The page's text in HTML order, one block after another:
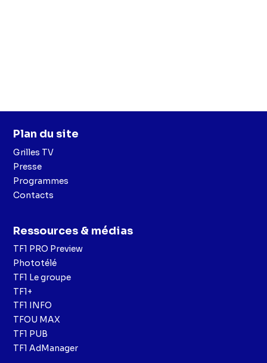
Plan du site
Grilles TV
Presse
Programmes
Contacts
Ressources & médias
TF1 PRO Preview
Phototélé
TF1 Le groupe
TF1+
TF1 INFO
TFOU MAX
TF1 PUB
TF1 AdManager